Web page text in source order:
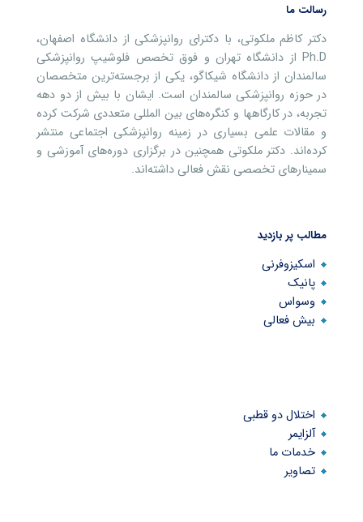
رسالت ما
دکتر کاظم ملکوتی، با دکترای روانپزشکی از دانشگاه اصفهان،
Ph.D از دانشگاه تهران و فوق تخصص فلوشیپ روانپزشکی
سالمندان از دانشگاه شیکاگو، یکی از برجسته‌ترین متخصصان
در حوزه روانپزشکی سالمندان است. ایشان با بیش از دو دهه
تجربه، در کارگاهها و کنگره‌های بین المللی متعددی شرکت کرده
و مقالات علمی بسیاری در زمینه روانپزشکی اجتماعی منتشر
کرده‌اند. دکتر ملکوتی همچنین در برگزاری دوره‌های آموزشی و
سمینارهای تخصصی نقش فعالی داشته‌اند.
مطالب پر بازدید
اسکیزوفرنی
پانیک
وسواس
بیش فعالی
اختلال دو قطبی
آلزایمر
خدمات ما
تصاویر